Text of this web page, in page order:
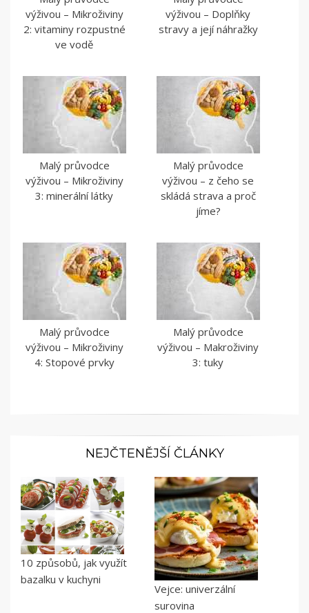
výživou – Mikroživiny
2: vitaminy rozpustné
ve vodě
výživou – Doplňky
stravy a její náhražky
Malý průvodce
výživou – Mikroživiny
3: minerální látky
Malý průvodce
výživou – z čeho se
skládá strava a proč
jíme?
Malý průvodce
výživou – Mikroživiny
4: Stopové prvky
Malý průvodce
výživou – Makroživiny
3: tuky
NEJČTENĚJŠÍ ČLÁNKY
10 způsobů, jak využít
bazalku v kuchyni
Vejce: univerzální
surovina